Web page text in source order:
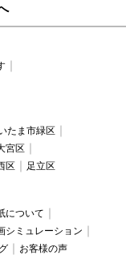
たま市緑区
宮区
区 足立区
について
シミュレーション
お客様の声